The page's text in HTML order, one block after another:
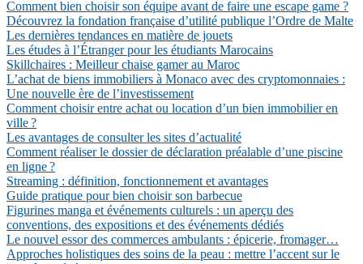
Comment bien choisir son équipe avant de faire une escape game ?
Découvrez la fondation française d’utilité publique l’Ordre de Malte
Les dernières tendances en matière de jouets
Les études à l’Étranger pour les étudiants Marocains
Skillchaires : Meilleur chaise gamer au Maroc
L’achat de biens immobiliers à Monaco avec des cryptomonnaies :
Une nouvelle ère de l’investissement
Comment choisir entre achat ou location d’un bien immobilier en
ville ?
Les avantages de consulter les sites d’actualité
Comment réaliser le dossier de déclaration préalable d’une piscine
en ligne ?
Streaming : définition, fonctionnement et avantages
Guide pratique pour bien choisir son barbecue
Figurines manga et événements culturels : un aperçu des
conventions, des expositions et des événements dédiés
Le nouvel essor des commerces ambulants : épicerie, fromager…
Approches holistiques des soins de la peau : mettre l’accent sur le